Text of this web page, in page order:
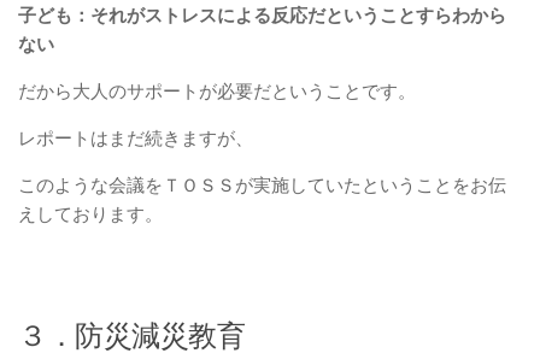
子ども：それがストレスによる反応だということすらわから
ない
だから大人のサポートが必要だということです。
レポートはまだ続きますが、
このような会議をＴＯＳＳが実施していたということをお伝
えしております。
３．防災減災教育